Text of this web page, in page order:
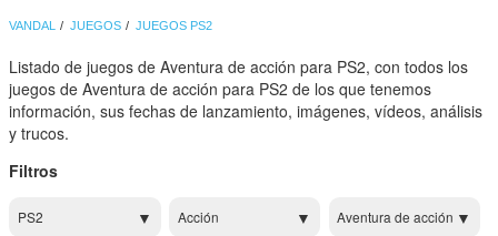
VANDAL JUEGOS JUEGOS PS2
Listado de juegos de Aventura de acción para PS2, con todos los
juegos de Aventura de acción para PS2 de los que tenemos
información, sus fechas de lanzamiento, imágenes, vídeos, análisis
y trucos.
Filtros
PS2 Acción Aventura de acción